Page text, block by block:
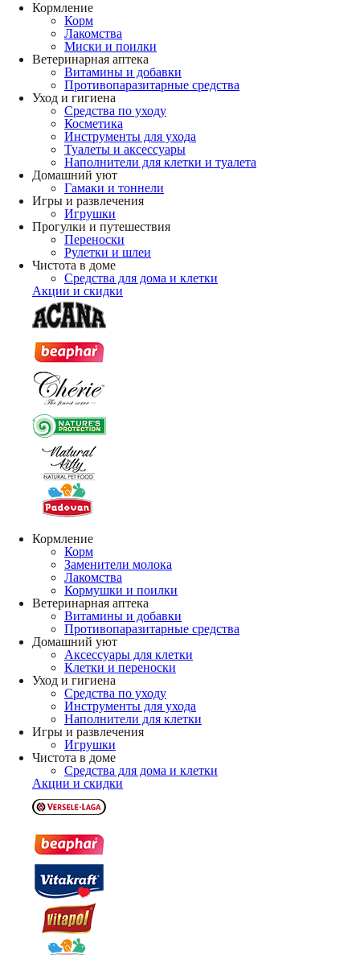
Кормление
Корм
Лакомства
Миски и поилки
Ветеринарная аптека
Витамины и добавки
Противопаразитарные средства
Уход и гигиена
Средства по уходу
Косметика
Инструменты для ухода
Туалеты и аксессуары
Наполнители для клетки и туалета
Домашний уют
Гамаки и тоннели
Игры и развлечения
Игрушки
Прогулки и путешествия
Переноски
Рулетки и шлеи
Чистота в доме
Средства для дома и клетки
Акции и скидки
Кормление
Корм
Заменители молока
Лакомства
Кормушки и поилки
Ветеринарная аптека
Витамины и добавки
Противопаразитарные средства
Домашний уют
Аксессуары для клетки
Клетки и переноски
Уход и гигиена
Средства по уходу
Инструменты для ухода
Наполнители для клетки
Игры и развлечения
Игрушки
Чистота в доме
Средства для дома и клетки
Акции и скидки